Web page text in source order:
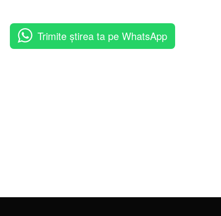
Trimite știrea ta pe WhatsApp